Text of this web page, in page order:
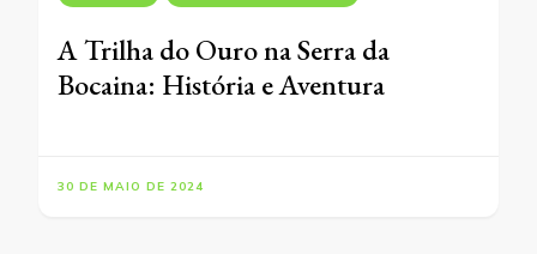
A Trilha do Ouro na Serra da
Bocaina: História e Aventura
30 DE MAIO DE 2024